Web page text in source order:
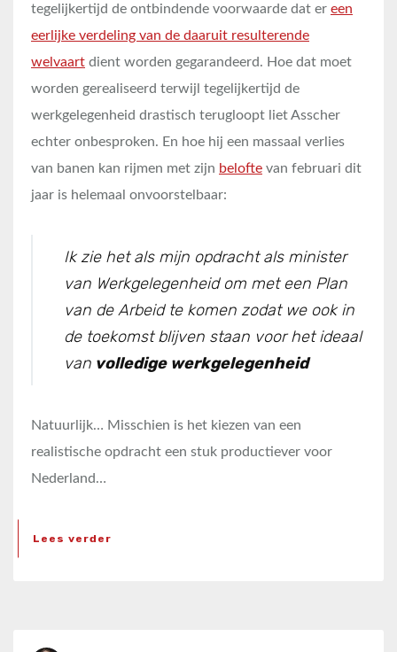
tegelijkertijd de ontbindende voorwaarde dat er een
eerlijke verdeling van de daaruit resulterende
welvaart dient worden gegarandeerd. Hoe dat moet
worden gerealiseerd terwijl tegelijkertijd de
werkgelegenheid drastisch terugloopt liet Asscher
echter onbesproken. En hoe hij een massaal verlies
van banen kan rijmen met zijn belofte van februari dit
jaar is helemaal onvoorstelbaar:
Ik zie het als mijn opdracht als minister
van Werkgelegenheid om met een Plan
van de Arbeid te komen zodat we ook in
de toekomst blijven staan voor het ideaal
van volledige werkgelegenheid
Natuurlijk… Misschien is het kiezen van een
realistische opdracht een stuk productiever voor
Nederland…
Lees verder